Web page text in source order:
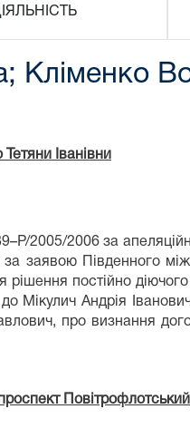
Кліменко
Іванівни
2005/2006 за
заявою Південного
постійно
Андрія
про визнання